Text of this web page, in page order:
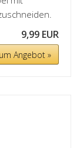
9,99 EUR
Angebot »